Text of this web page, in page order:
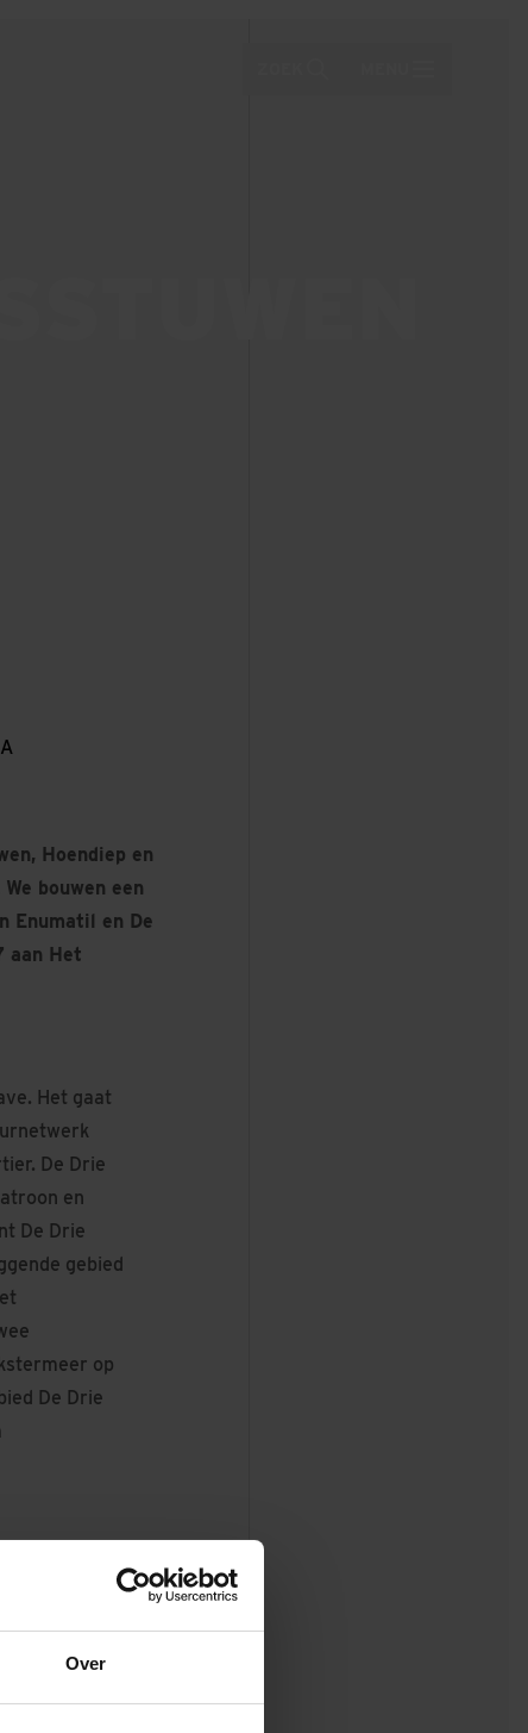
Over
Hoendiep en
bouwen een
Enumatil en De
aan Het
Het gaat
De Drie
en
De Drie
gebied
op
De Drie